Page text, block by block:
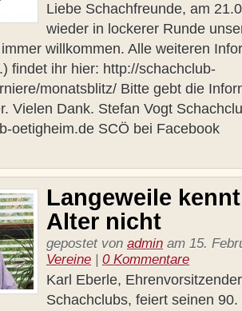
Liebe Schachfreunde, am
wieder in lockerer Runde
willkommen. Alle weiteren
findet ihr hier: http://schachclub-
monatsblitz/ Bitte gebt die
Vielen Dank. Stefan Vogt
oetigheim.de SCÖ bei Facebook
Langeweile
Alter nicht
gepostet von admin am 15.
Vereine
0 Kommentare
Karl Eberle,
Schachclubs, feiert seinen